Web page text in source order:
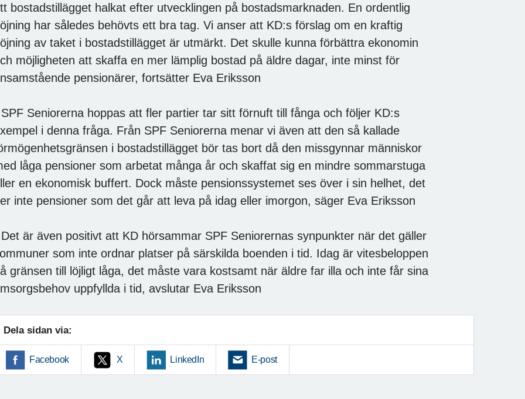
bostadstillägget halkat efter utvecklingen på bostadsmarknaden. En ordentlig
har således behövts ett bra tag. Vi anser att KD:s förslag om en kraftig
av taket i bostadstillägget är utmärkt. Det skulle kunna förbättra ekonomin
möjligheten att skaffa en mer lämplig bostad på äldre dagar, inte minst för
pensionärer, fortsätter Eva Eriksson
Seniorerna hoppas att fler partier tar sitt förnuft till fånga och följer KD:s
i denna fråga. Från SPF Seniorerna menar vi även att den så kallade
i bostadstillägget bör tas bort då den missgynnar människor
låga pensioner som arbetat många år och skaffat sig en mindre sommarstuga
en ekonomisk buffert. Dock måste pensionssystemet ses över i sin helhet, det
inte pensioner som det går att leva på idag eller imorgon, säger Eva Eriksson
är även positivt att KD hörsammar SPF Seniorernas synpunkter när det gäller
som inte ordnar platser på särskilda boenden i tid. Idag är vitesbeloppen
gränsen till löjligt låga, det måste vara kostsamt när äldre far illa och inte får sina
uppfyllda i tid, avslutar Eva Eriksson
Dela sidan via:
Facebook X LinkedIn E-post